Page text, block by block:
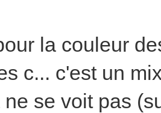
la couleur
c... c'est un
se voit pas